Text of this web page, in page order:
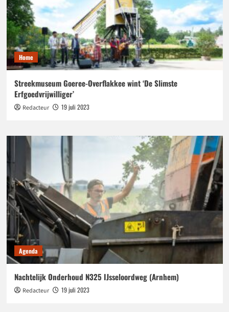
Home
Streekmuseum Goeree-Overflakkee wint ‘De Slimste
Erfgoedvrijwilliger’
Redacteur 19 juli 2023
Agenda
Nachtelijk Onderhoud N325 IJsseloordweg (Arnhem)
Redacteur 19 juli 2023